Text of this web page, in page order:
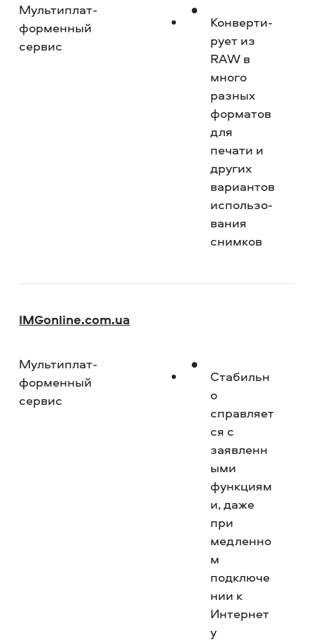
Мультиплат­
форменный
сервис
Конверти­
рует из
RAW в
много
разных
форматов
для
печати и
других
вариантов
использо­
вания
снимков
IMGon­line.com.ua
Мультиплат­
форменный
сервис
Стабильн
о
справляет
ся с
заявленн
ыми
функциям
и, даже
при
медленно
м
подключе
нии к
Интернет
у